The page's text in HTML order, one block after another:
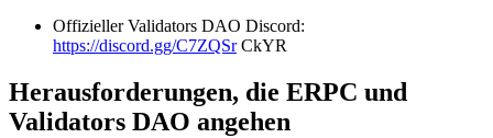
Offizieller Validators DAO Discord:
https://discord.gg/C7ZQSrCkYR
Herausforderungen, die ERPC und
Validators DAO angehen